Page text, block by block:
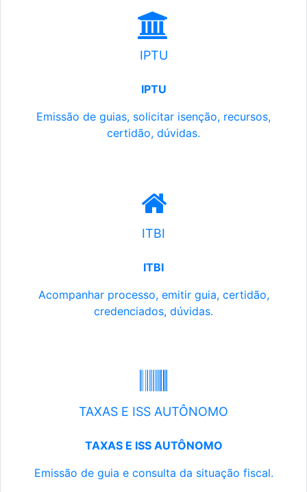
IPTU
IPTU
Emissão de guias, solicitar isenção, recursos,
certidão, dúvidas.
ITBI
ITBI
Acompanhar processo, emitir guia, certidão,
credenciados, dúvidas.
TAXAS E ISS AUTÔNOMO
TAXAS E ISS AUTÔNOMO
Emissão de guia e consulta da situação fiscal.